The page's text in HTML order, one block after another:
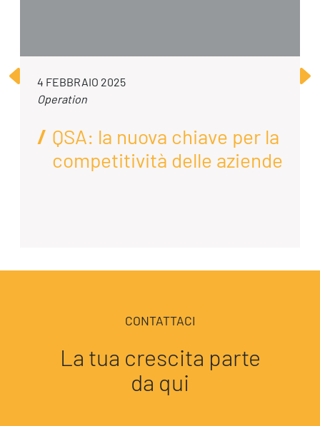
4 FEBBRAIO 2025
Operation
QSA: la nuova chiave per la
competitività delle aziende
CONTATTACI
La tua crescita parte
da qui